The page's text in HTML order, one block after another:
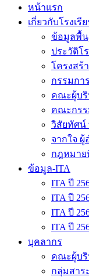
หน้าแรก
เกี่ยวกับโรงเรี
ข้อมูลพื้
ประวัติโ
โครงสร้
กรรมกา
คณะผู้บริ
คณะกรร
วิสัยทัศน์
จากใจ ผู้
กฎหมาย
ข้อมูล-ITA
ITA ปี
ITA ปี
ITA ปี
ITA ปี
บุคลากร
คณะผู้บริ
กลุ่มสาร